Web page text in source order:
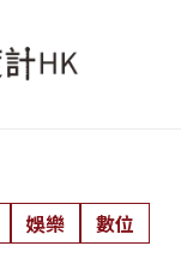
娛樂 數位